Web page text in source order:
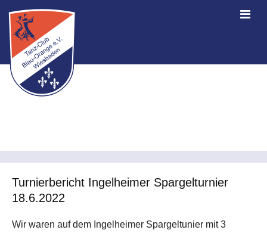
Turnierbericht Ingelheimer Spargelturnier
18.6.2022
Wir waren auf dem Ingelheimer Spargeltunier mit 3